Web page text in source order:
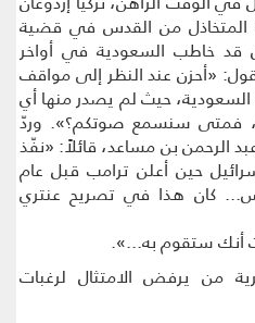
المتخاذل من القدس في قضية
قد خاطب السعودية في أواخر
«أحزن عند النظر إلى مواقف
السعودية، حيث لم يصدر منها أي
فمتى سنسمع صوتكم؟». وردّ
الرحمن بن مساعد، قائلاً: «نفّذ
حين أعلن ترامب قبل عام
كان هذا في تصريح عنتري
أنك ستقوم به...».
من يرفض الامتثال لرغبات